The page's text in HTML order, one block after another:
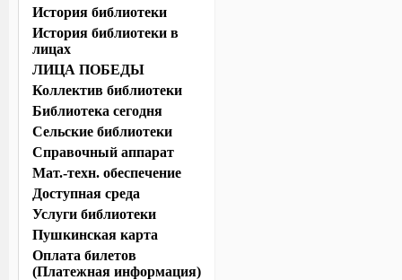
История библиотеки
История библиотеки в
лицах
ЛИЦА ПОБЕДЫ
Коллектив библиотеки
Библиотека сегодня
Сельские библиотеки
Справочный аппарат
Мат.-техн. обеспечение
Доступная среда
Услуги библиотеки
Пушкинская карта
Оплата билетов
(Платежная информация)